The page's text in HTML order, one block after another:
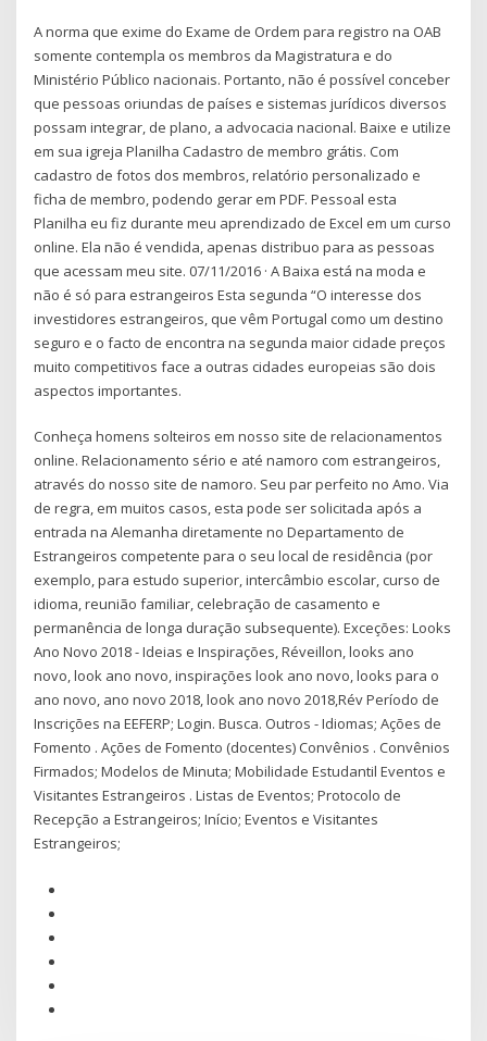
A norma que exime do Exame de Ordem para registro na OAB
somente contempla os membros da Magistratura e do
Ministério Público nacionais. Portanto, não é possível conceber
que pessoas oriundas de países e sistemas jurídicos diversos
possam integrar, de plano, a advocacia nacional. Baixe e utilize
em sua igreja Planilha Cadastro de membro grátis. Com
cadastro de fotos dos membros, relatório personalizado e
ficha de membro, podendo gerar em PDF. Pessoal esta
Planilha eu fiz durante meu aprendizado de Excel em um curso
online. Ela não é vendida, apenas distribuo para as pessoas
que acessam meu site. 07/11/2016 · A Baixa está na moda e
não é só para estrangeiros Esta segunda “O interesse dos
investidores estrangeiros, que vêm Portugal como um destino
seguro e o facto de encontra na segunda maior cidade preços
muito competitivos face a outras cidades europeias são dois
aspectos importantes.
Conheça homens solteiros em nosso site de relacionamentos
online. Relacionamento sério e até namoro com estrangeiros,
através do nosso site de namoro. Seu par perfeito no Amo. Via
de regra, em muitos casos, esta pode ser solicitada após a
entrada na Alemanha diretamente no Departamento de
Estrangeiros competente para o seu local de residência (por
exemplo, para estudo superior, intercâmbio escolar, curso de
idioma, reunião familiar, celebração de casamento e
permanência de longa duração subsequente). Exceções: Looks
Ano Novo 2018 - Ideias e Inspirações, Réveillon, looks ano
novo, look ano novo, inspirações look ano novo, looks para o
ano novo, ano novo 2018, look ano novo 2018,Rév Período de
Inscrições na EEFERP; Login. Busca. Outros - Idiomas; Ações de
Fomento . Ações de Fomento (docentes) Convênios . Convênios
Firmados; Modelos de Minuta; Mobilidade Estudantil Eventos e
Visitantes Estrangeiros . Listas de Eventos; Protocolo de
Recepção a Estrangeiros; Início; Eventos e Visitantes
Estrangeiros;